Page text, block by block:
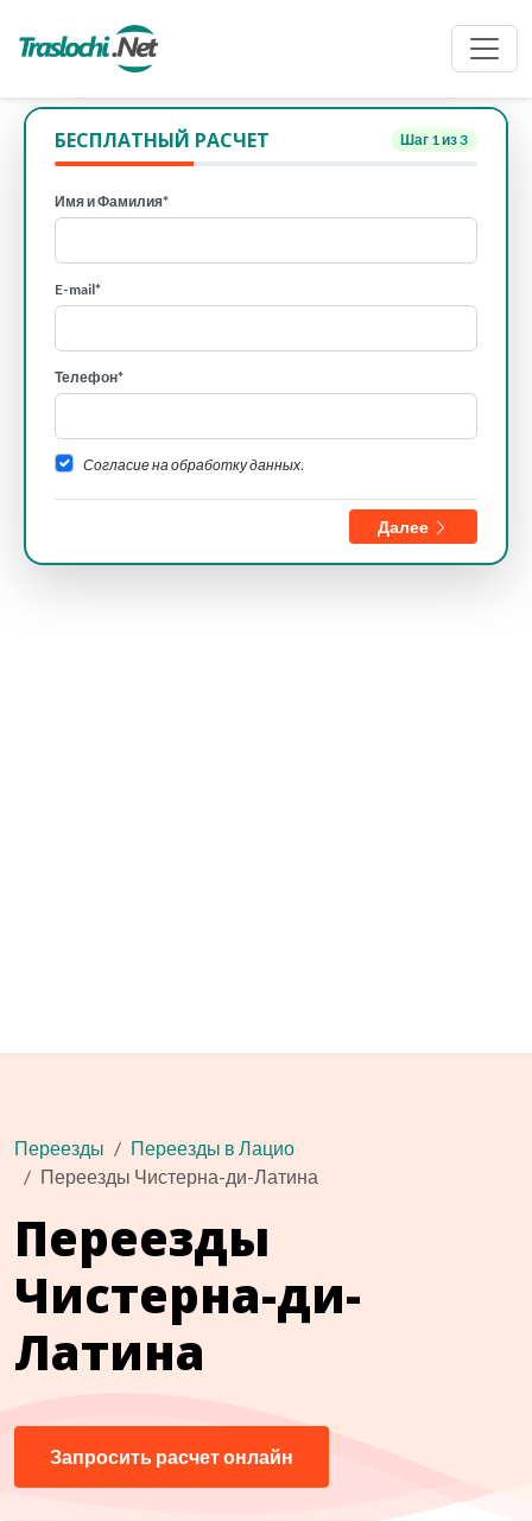
БЕСПЛАТНЫЙ РАСЧЕТ Шаг 1из 3
Имя и Фамилия*
E-mail*
Телефон*
Согласие на обработку данных.
Далее
Переезды
Переезды в Лацио
Переезды Чистерна-ди-Латина
Переезды
Чистерна-ди-
Латина
Запросить расчет онлайн